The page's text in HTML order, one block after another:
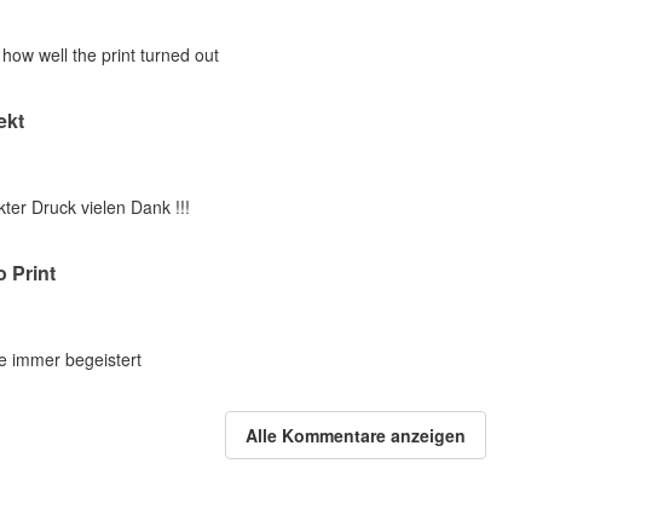
well the print turned out
Druck vielen Dank !!!
Print
immer begeistert
Alle Kommentare anzeigen